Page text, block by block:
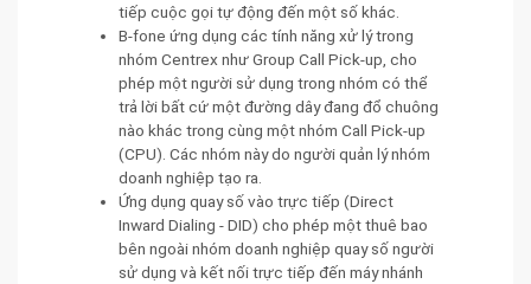
tiếp cuộc gọi tự động đến một số khác.
B-fone ứng dụng các tính năng xử lý trong
nhóm Centrex như Group Call Pick-up, cho
phép một người sử dụng trong nhóm có thể
trả lời bất cứ một đường dây đang đổ chuông
nào khác trong cùng một nhóm Call Pick-up
(CPU). Các nhóm này do người quản lý nhóm
doanh nghiệp tạo ra.
Ứng dụng quay số vào trực tiếp (Direct
Inward Dialing - DID) cho phép một thuê bao
bên ngoài nhóm doanh nghiệp quay số người
sử dụng và kết nối trực tiếp đến máy nhánh